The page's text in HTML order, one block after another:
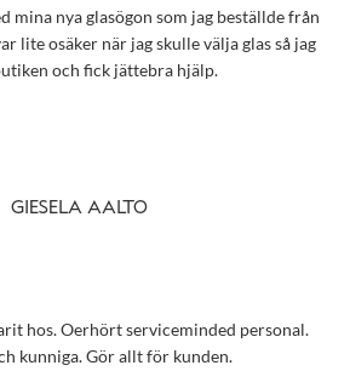
mina nya glasögon som jag beställde från
lite osäker när jag skulle välja glas så jag
och fick jättebra hjälp.
GIESELA AALTO
hos. Oerhört serviceminded personal.
kunniga. Gör allt för kunden.